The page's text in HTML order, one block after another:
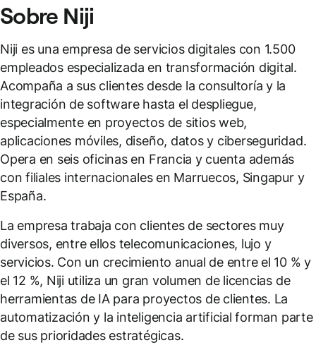
Sobre Niji
Niji es una empresa de servicios digitales con 1.500
empleados especializada en transformación digital.
Acompaña a sus clientes desde la consultoría y la
integración de software hasta el despliegue,
especialmente en proyectos de sitios web,
aplicaciones móviles, diseño, datos y ciberseguridad.
Opera en seis oficinas en Francia y cuenta además
con filiales internacionales en Marruecos, Singapur y
España.
La empresa trabaja con clientes de sectores muy
diversos, entre ellos telecomunicaciones, lujo y
servicios. Con un crecimiento anual de entre el 10 % y
el 12 %, Niji utiliza un gran volumen de licencias de
herramientas de IA para proyectos de clientes. La
automatización y la inteligencia artificial forman parte
de sus prioridades estratégicas.